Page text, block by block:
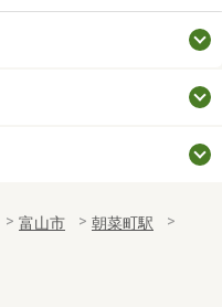
富山市
朝菜町駅